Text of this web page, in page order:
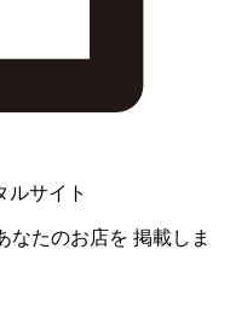
ルサイト
なたのお店を 掲載しま